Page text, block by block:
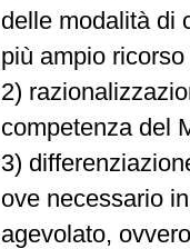
delle modalità di
più ampio
2)
competenza del
3)
ove necessario
agevolato,